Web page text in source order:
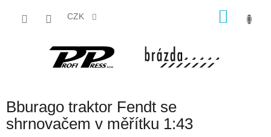
CZK
Bburago traktor Fendt se
shrnovačem v měřítku 1:43